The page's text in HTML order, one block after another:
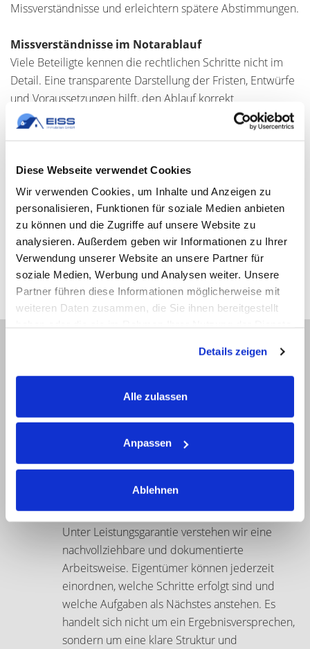
Diese Webseite verwendet Cookies
Wir verwenden Cookies, um Inhalte und Anzeigen zu
personalisieren, Funktionen für soziale Medien anbieten
zu können und die Zugriffe auf unsere Website zu
analysieren. Außerdem geben wir Informationen zu Ihrer
Verwendung unserer Website an unsere Partner für
soziale Medien, Werbung und Analysen weiter. Unsere
Partner führen diese Informationen möglicherweise mit
weiteren Daten zusammen, die Sie ihnen bereitgestellt
Details zeigen
Alle zulassen
Anpassen
Ablehnen
Missverständnisse und erleichtern spätere Abstimmungen.
Missverständnisse im Notarablauf
Viele Beteiligte kennen die rechtlichen Schritte nicht im
Detail. Eine transparente Darstellung der Fristen, Entwürfe
und Voraussetzungen hilft, den Ablauf korrekt
einzuordnen.
Kurzfristige Änderungen oder unpräzise Angaben führen
häufig zu Missverständnissen. Strukturierte
Terminabstimmung ist hier entscheidend.
Die Leistungsgarantie sorgt dafür, dass diese Themen
frühzeitig angesprochen und alle relevanten Schritte
nachvollziehbar dokumentiert werden.
Leistungsgarantie
Unter Leistungsgarantie verstehen wir eine
nachvollziehbare und dokumentierte
Arbeitsweise. Eigentümer können jederzeit
einordnen, welche Schritte erfolgt sind und
welche Aufgaben als Nächstes anstehen. Es
handelt sich nicht um ein Ergebnisversprechen,
sondern um eine klare Struktur und